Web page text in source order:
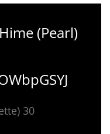
(Pearl)
30